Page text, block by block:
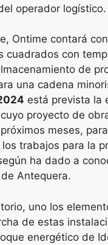
operador logístico.
Ontime contará
cuadrados con
de
una cadena
está prevista la
proyecto de
meses,
trabajos para la
ha dado a
Antequera.
uno los
de estas
energético de